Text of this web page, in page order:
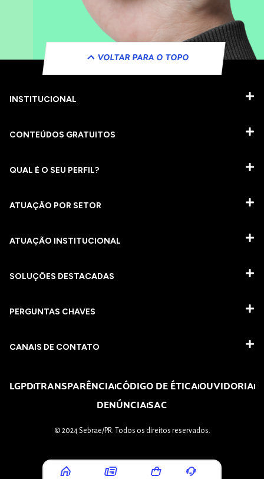
VOLTAR PARA O TOPO
INSTITUCIONAL
CONTEÚDOS GRATUITOS
QUAL É O SEU PERFIL?
ATUAÇÃO POR SETOR
ATUAÇÃO INSTITUCIONAL
SOLUÇÕES DESTACADAS
PERGUNTAS CHAVES​
CANAIS DE CONTATO
LGPDTRANSPARÊNCIACÓDIGO DE ÉTICAOUVIDORIA
DENÚNCIASAC
© 2024 Sebrae/PR. Todos os direitos reservados.